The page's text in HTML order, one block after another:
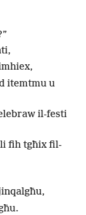
itemtmu u
il-festi
fih tgħix fil-